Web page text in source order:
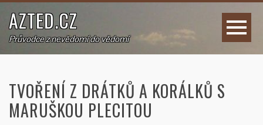
AZTED.CZ
Průvodce z nevědomí do vědomí
TVOŘENÍ Z DRÁTKŮ A KORÁLKŮ S
MARUŠKOU PLECITOU